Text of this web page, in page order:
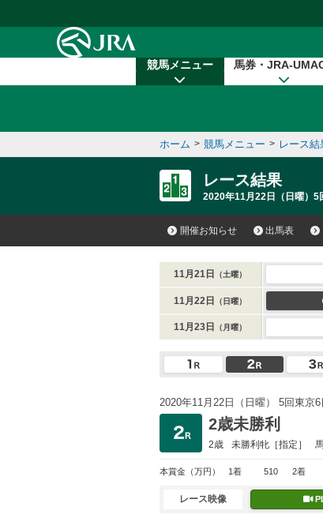
競馬メニュー 馬券・JRA-
ホーム > 競馬メニュー > レース
レース結果
2020年11月22日（日曜）5
開催お知らせ 出馬表
11月21日 （土曜）
11月22日 （日曜）
11月23日 （月曜）
2020年11月22日（日曜） 5回東京6
2歳未勝利
2歳 未勝利牝［指定］
本賞金 （万円） 1着 510 2着
レース映像